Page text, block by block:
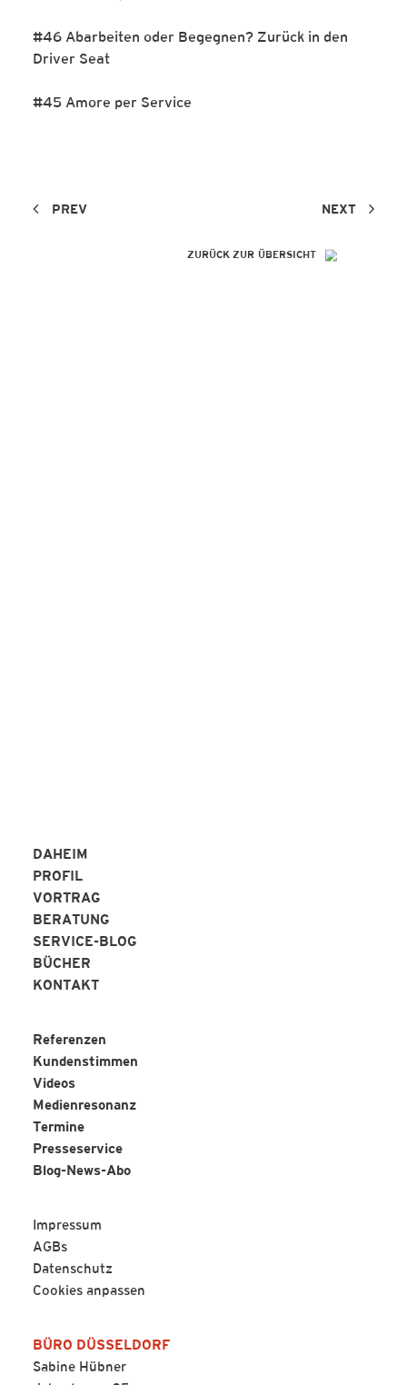
#46 Abarbeiten oder Begegnen? Zurück in den
Driver Seat
#45 Amore per Service
PREV NEXT
ZURÜCK ZUR ÜBERSICHT
DAHEIM
PROFIL
VORTRAG
BERATUNG
SERVICE-BLOG
BÜCHER
KONTAKT
Referenzen
Kundenstimmen
Videos
Medienresonanz
Termine
Presseservice
Blog-News-Abo
Impressum
AGBs
Datenschutz
Cookies anpassen
BÜRO DÜSSELDORF
Sabine Hübner